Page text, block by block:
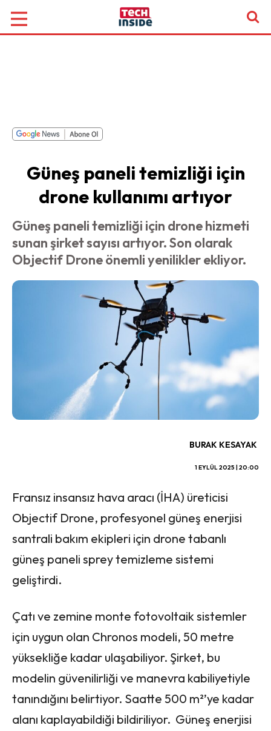
Güneş paneli temizliği için
drone kullanımı artıyor
Güneş paneli temizliği için drone hizmeti
sunan şirket sayısı artıyor. Son olarak
Objectif Drone önemli yenilikler ekliyor.
BURAK KESAYAK
1 EYLÜL 2025 | 20:00
Fransız insansız hava aracı (İHA) üreticisi
Objectif Drone, profesyonel güneş enerjisi
santrali bakım ekipleri için drone tabanlı
güneş paneli sprey temizleme sistemi
geliştirdi.
Çatı ve zemine monte fotovoltaik sistemler
için uygun olan Chronos modeli, 50 metre
yüksekliğe kadar ulaşabiliyor. Şirket, bu
modelin güvenilirliği ve manevra kabiliyetiyle
tanındığını belirtiyor. Saatte 500 m²’ye kadar
alanı kaplayabildiği bildiriliyor. Güneş enerjisi